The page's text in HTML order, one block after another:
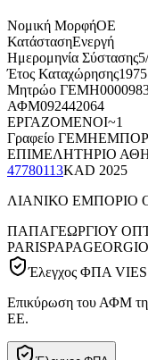
Νομική ΜορφήΟΕ
ΚατάστασηΕνεργή
Ημερομηνία Σύστασης
Έτος Καταχώρησης1975
Μητρώο ΓΕΜΗ
ΑΦΜ092442064
ΕΡΓΑΖΟΜΕΝΟΙ~1
Γραφείο ΓΕΜΗ
ΕΠΙΜΕΛΗΤΗΡΙΟ
47780113KAD 2025
ΛΙΑΝΙΚΟ ΕΜΠΟΡΙΟ
ΠΑΠΑΓΕΩΡΓΙΟΥ
PARIS
Έλεγχος ΦΠΑ VIES
Επικύρωση του ΑΦΜ
ΕΕ.